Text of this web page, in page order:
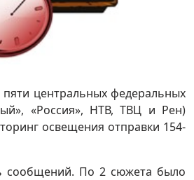
пяти центральных федеральных
«Россия», НТВ, ТВЦ и Рен)
освещения отправки 154-
сообщений. По 2 сюжета было